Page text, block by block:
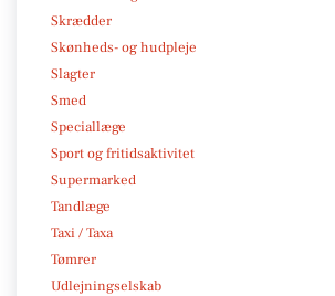
Skrædder
Skønheds- og hudpleje
Slagter
Smed
Speciallæge
Sport og fritidsaktivitet
Supermarked
Tandlæge
Taxi / Taxa
Tømrer
Udlejningselskab